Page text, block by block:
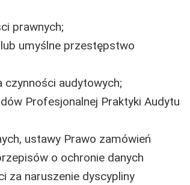
prawnych;
umyślne przestępstwo
audytowych;
Profesjonalnej Praktyki Audytu
ustawy Prawo zamówień
o ochronie danych
za naruszenie dyscypliny